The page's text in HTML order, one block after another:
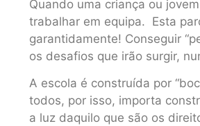
Quando uma criança ou
trabalhar em equipa. Esta
garantidamente! Conseguir
os desafios que irão surgir,
A escola é construída por
todos, por isso, importa
a luz daquilo que são os